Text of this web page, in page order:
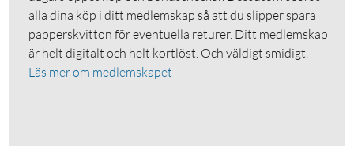
alla dina köp i ditt medlemskap så att du slipper spara
papperskvitton för eventuella returer. Ditt medlemskap
är helt digitalt och helt kortlöst. Och väldigt smidigt.
Läs mer om medlemskapet